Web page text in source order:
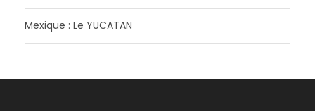
Mexique : Le YUCATAN